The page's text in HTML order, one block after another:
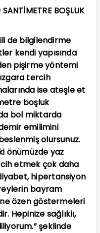
BOŞLUK
de bilgilendirme
kendi yapısında
pişirme yöntemi
tercih
ise ateşle et
boşluk
bol miktarda
emilimini
olursunuz.
önümüzde yaz
etmek çok daha
hipertansiyon
bayram
özen göstermeleri
Hepinize sağlıklı,
şeklinde